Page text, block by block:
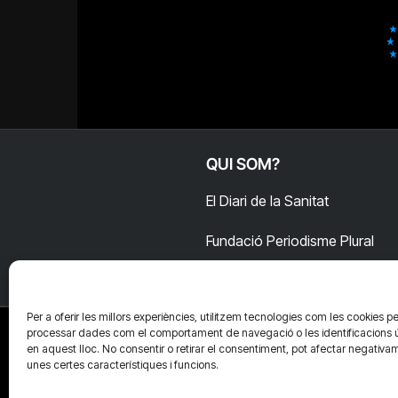
Per a oferir les millors experiències, utilitzem tecnologies com les cookies
processar dades com el comportament de navegació o les identificacions
en aquest lloc. No consentir o retirar el consentiment, pot afectar
unes certes característiques i funcions.
QUI SOM?
El Diari de la Sanitat
Fundació Periodisme Plural